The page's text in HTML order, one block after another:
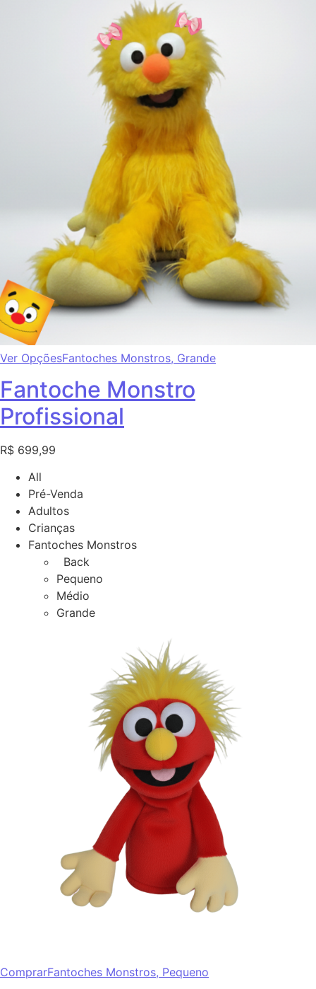
Ver OpçõesFantoches Monstros, Grande
Fantoche Monstro
Profissional
R$ 699,99
All
Pré-Venda
Adultos
Crianças
Fantoches Monstros
Back
Pequeno
Médio
Grande
ComprarFantoches Monstros, Pequeno